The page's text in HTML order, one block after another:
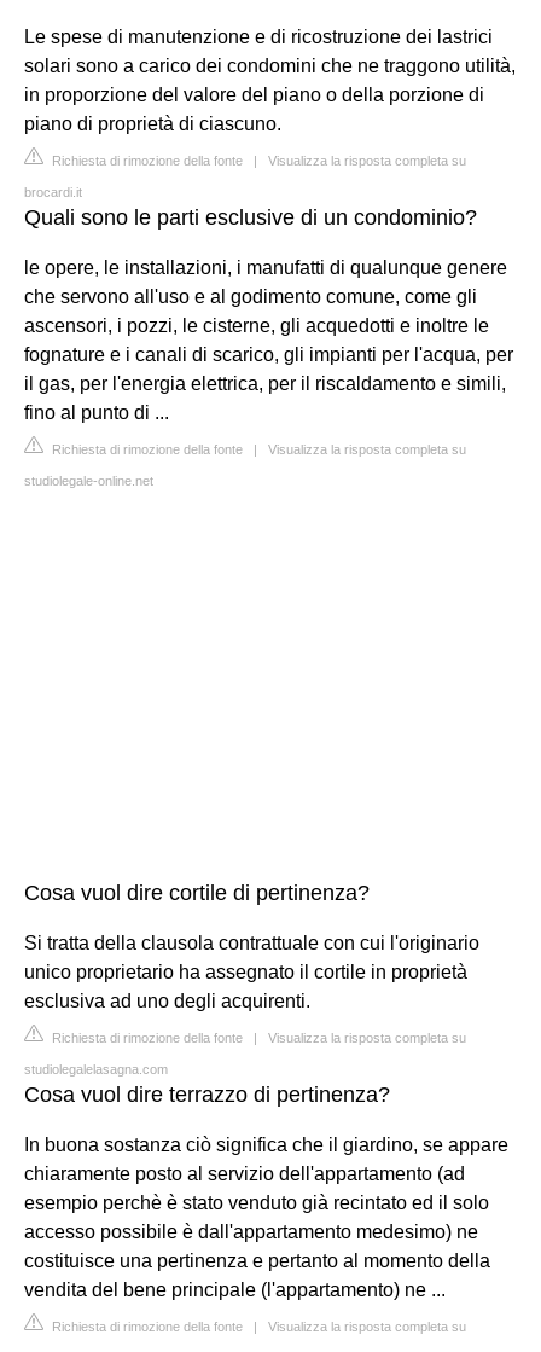
Le spese di manutenzione e di ricostruzione dei lastrici
solari sono a carico dei condomini che ne traggono utilità,
in proporzione del valore del piano o della porzione di
piano di proprietà di ciascuno.
Richiesta di rimozione della fonte | Visualizza la risposta completa su
brocardi.it
Quali sono le parti esclusive di un condominio?
le opere, le installazioni, i manufatti di qualunque genere
che servono all'uso e al godimento comune, come gli
ascensori, i pozzi, le cisterne, gli acquedotti e inoltre le
fognature e i canali di scarico, gli impianti per l'acqua, per
il gas, per l'energia elettrica, per il riscaldamento e simili,
fino al punto di ...
Richiesta di rimozione della fonte | Visualizza la risposta completa su
studiolegale-online.net
Cosa vuol dire cortile di pertinenza?
Si tratta della clausola contrattuale con cui l'originario
unico proprietario ha assegnato il cortile in proprietà
esclusiva ad uno degli acquirenti.
Richiesta di rimozione della fonte | Visualizza la risposta completa su
studiolegalelasagna.com
Cosa vuol dire terrazzo di pertinenza?
In buona sostanza ciò significa che il giardino, se appare
chiaramente posto al servizio dell'appartamento (ad
esempio perchè è stato venduto già recintato ed il solo
accesso possibile è dall'appartamento medesimo) ne
costituisce una pertinenza e pertanto al momento della
vendita del bene principale (l'appartamento) ne ...
Richiesta di rimozione della fonte | Visualizza la risposta completa su